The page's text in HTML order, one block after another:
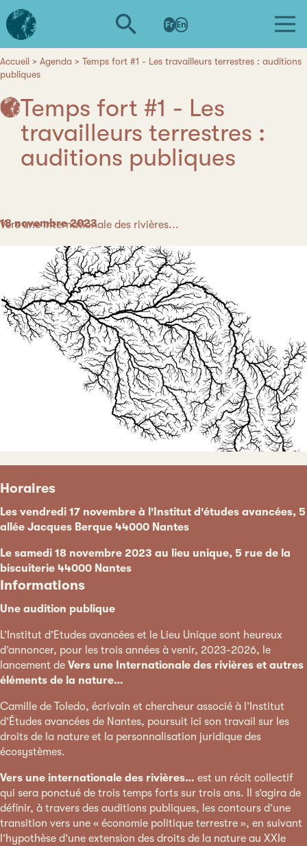
Aller
au
contenu
L'institut
d'études
avancées
de
Nantes
Fr En
Fil
d'Ariane
Accueil Agenda
Temps fort #1 - Les travailleurs terrestres : auditions
publiques
Temps fort #1 - Les
travailleurs terrestres :
auditions publiques
Date
18 novembre 2023
Catégorie
Vers une internationale des rivières...
Horaires
Les vendredi 17 novembre à l'Institut d'études avancées, 5
allée Jacques Berque 44000 Nantes
Le samedi 18 novembre 2023 au lieu unique, 5 rue de la
biscuiterie 44000 Nantes
Informations
Une audition publique
L’Institut d’Etudes avancées et le Lieu Unique sont heureux
d’annoncer, pour les trois années à venir, 2023-2026, le
lancement de Vers une Internationale des rivières et autres
éléments de la nature…
Camille de Toledo, écrivain et chercheur associé à l’Institut
d’Études avancées de Nantes, poursuit ici son travail sur les
droits de la nature et la personnalisation juridique des
écosystèmes.
Vers une internationale des rivières… est un récit collectif
qui sera ponctué de trois temps forts sur trois ans. Il s’agira de
définir, à travers des auditions publiques, les contours d’une
transition vers une « économie politique terrestre », en suivant
l’hypothèse d’une extension des droits de la nature au XXIe